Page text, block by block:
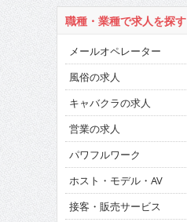
職種・業種で求人を探す
メールオペレーター
風俗の求人
キャバクラの求人
営業の求人
パワフルワーク
ホスト・モデル・AV
接客・販売サービス